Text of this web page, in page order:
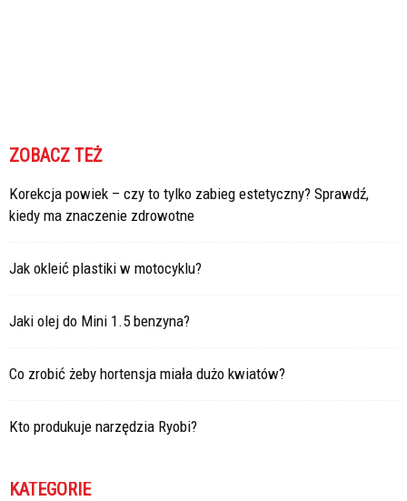
ZOBACZ TEŻ
Korekcja powiek – czy to tylko zabieg estetyczny? Sprawdź,
kiedy ma znaczenie zdrowotne
Jak okleić plastiki w motocyklu?
Jaki olej do Mini 1.5 benzyna?
Co zrobić żeby hortensja miała dużo kwiatów?
Kto produkuje narzędzia Ryobi?
KATEGORIE